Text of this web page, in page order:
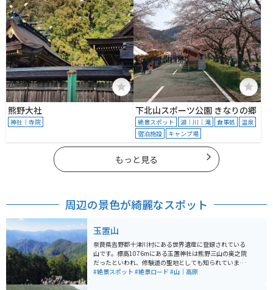
熊野大社
神社｜寺院
下北山スポーツ公園 きなりの郷
絶景スポット 湖｜川｜滝 食事処
温泉
宿泊施設
キャンプ場
もっと見る
周辺の景色が綺麗なスポット
玉置山
奈良県吉野郡十津川村にある世界遺産に登録されている
山です。標高1076mにある玉置神社は熊野三山の奥之院
だったといわれ、修験道の聖地としても知られていま
す。樹齢3000年といわれる御神木があり、異世界かのよ
#絶景スポット #絶景ロード #山｜高原